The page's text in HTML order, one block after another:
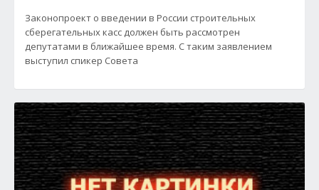
Законопроект о введении в России строительных
сберегательных касс должен быть рассмотрен
депутатами в ближайшее время. С таким заявлением
выступил спикер Совета